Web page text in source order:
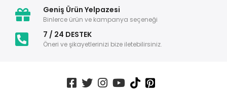
Geniş Ürün Yelpazesi
Binlerce ürün ve kampanya seçeneği
7 / 24 DESTEK
Öneri ve şikayetlerinizi bize iletebilirsiniz.